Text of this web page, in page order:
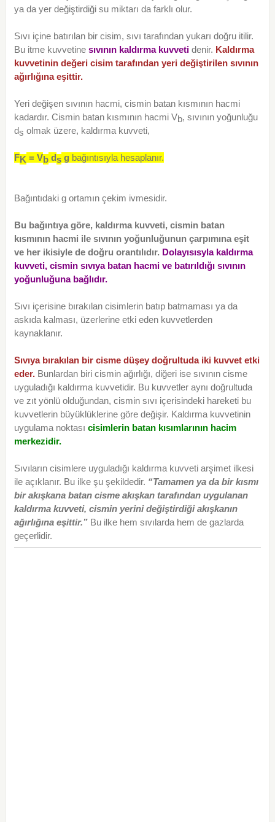
ya da yer değiştirdiği su miktarı da farklı olur.
Sıvı içine batırılan bir cisim, sıvı tarafından yukarı doğru itilir.
Bu itme kuvvetine sıvının kaldırma kuvvetidenir. Kaldırma
kuvvetinin değeri cisim tarafından yeri değiştirilen sıvının
ağırlığına eşittir.
Yeri değişen sıvının hacmi, cismin batan kısmının hacmi
kadardır. Cismin batan kısmının hacmi Vb, sıvının yoğunluğu
ds olmak üzere, kaldırma kuvveti,
FK= Vbdsg bağıntısıyla hesaplanır.
Bağıntıdaki g ortamın çekim ivmesidir.
Bu bağıntıya göre, kaldırma kuvveti, cismin batan
kısmının hacmi ile sıvının yoğunluğunun çarpımına eşit
ve her ikisiyle de doğru orantılıdır. Dolayısısyla kaldırma
kuvveti, cismin sıvıya batan hacmi ve batırıldığı sıvının
yoğunluğuna bağlıdır.
Sıvı içerisine bırakılan cisimlerin batıp batmaması ya da
askıda kalması, üzerlerine etki eden kuvvetlerden
kaynaklanır.
Sıvıya bırakılan bir cisme düşey doğrultuda iki kuvvet etki
eder. Bunlardan biri cismin ağırlığı, diğeri ise sıvının cisme
uyguladığı kaldırma kuvvetidir. Bu kuvvetler aynı doğrultuda
ve zıt yönlü olduğundan, cismin sıvı içerisindeki hareketi bu
kuvvetlerin büyüklüklerine göre değişir. Kaldırma kuvvetinin
uygulama noktası cisimlerin batan kısımlarının hacim
merkezidir.
Sıvıların cisimlere uyguladığı kaldırma kuvveti arşimet ilkesi
ile açıklanır. Bu ilke şu şekildedir. “Tamamen ya da bir kısmı
bir akışkana batan cisme akışkan tarafından uygulanan
kaldırma kuvveti, cismin yerini değiştirdiği akışkanın
ağırlığına eşittir.” Bu ilke hem sıvılarda hem de gazlarda
geçerlidir.